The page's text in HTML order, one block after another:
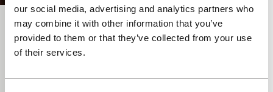
our social media, advertising and analytics partners who
may combine it with other information that you’ve
provided to them or that they’ve collected from your use
of their services.
Amusement Park
Magnifiek gebruik van timelapse techniek volbrengt